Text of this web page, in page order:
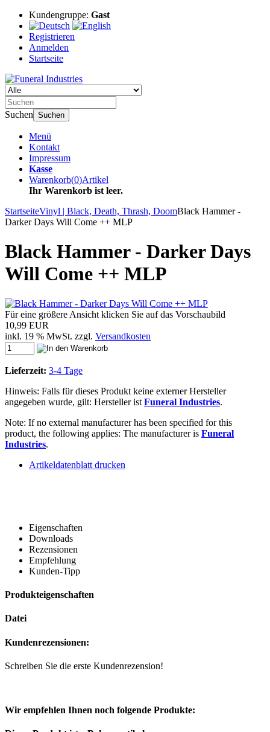
Kundengruppe: Gast
Registrieren
Anmelden
Startseite
Suchen Suchen
Menü
Kontakt
Impressum
Kasse
Warenkorb(0)Artikel
Ihr Warenkorb ist leer.
StartseiteVinyl | Black, Death, Thrash, DoomBlack Hammer -
Darker Days Will Come ++ MLP
Black Hammer - Darker Days
Will Come ++ MLP
Für eine größere Ansicht klicken Sie auf das Vorschaubild
10,99 EUR
inkl. 19 % MwSt. zzgl. Versandkosten
Lieferzeit: 3-4 Tage
Hinweis: Falls für dieses Produkt keine externer Hersteller
angegeben wurde, gilt: Hersteller ist Funeral Industries.
Note: If no external manufacturer has been specified for this
product, the following applies: The manufacturer is Funeral
Industries.
Artikeldatenblatt drucken
Eigenschaften
Downloads
Rezensionen
Empfehlung
Kunden-Tipp
Produkteigenschaften
Datei
Kundenrezensionen:
Schreiben Sie die erste Kundenrezension!
Wir empfehlen Ihnen noch folgende Produkte: